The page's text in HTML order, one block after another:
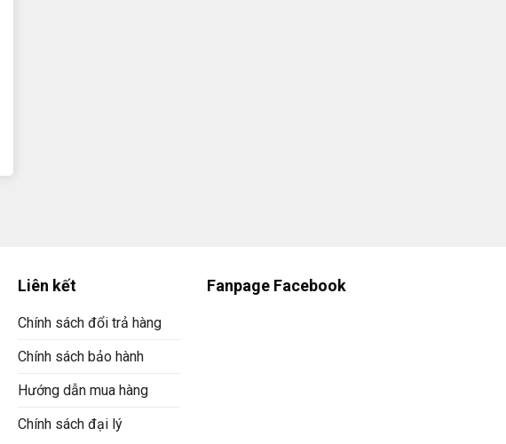
Liên kết
Chính sách đổi trả hàng
Chính sách bảo hành
Hướng dẫn mua hàng
Chính sách đại lý
Fanpage Facebook